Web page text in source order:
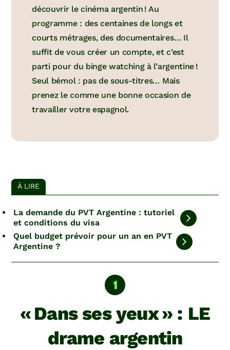
découvrir le cinéma argentin ! Au
programme : des centaines de longs et
courts métrages, des documentaires… Il
suffit de vous créer un compte, et c’est
parti pour du binge watching à l’argentine !
Seul bémol : pas de sous-titres… Mais
prenez le comme une bonne occasion de
travailler votre espagnol.
À LIRE
La demande du PVT Argentine : tutoriel
et conditions du visa
Quel budget prévoir pour un an en PVT
Argentine ?
« Dans ses yeux » : LE
drame argentin